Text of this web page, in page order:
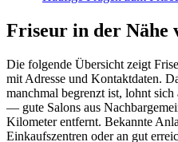
Friseur in der Nähe
Die folgende Übersicht zeigt
mit Adresse und Kontaktdaten.
manchmal begrenzt ist, lohnt
— gute Salons aus
Kilometer entfernt. Bekannte
Einkaufszentren oder an gut